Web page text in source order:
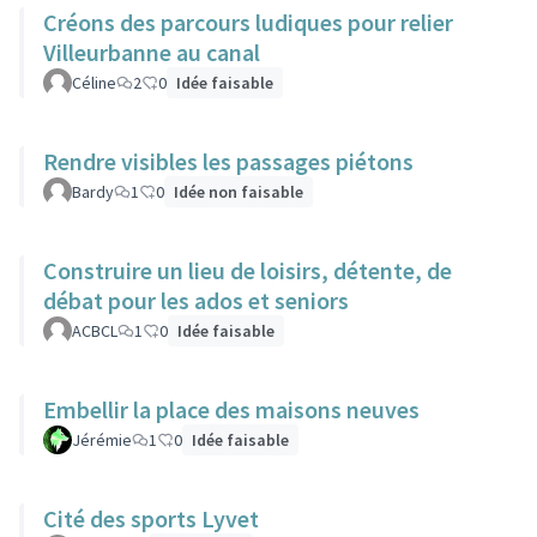
Créons des parcours ludiques pour relier
Villeurbanne au canal
Céline 2 0 Idée faisable
Rendre visibles les passages piétons
Bardy 1 0 Idée non faisable
Construire un lieu de loisirs, détente, de
débat pour les ados et seniors
ACBCL 1 0 Idée faisable
Embellir la place des maisons neuves
Jérémie 1 0 Idée faisable
Cité des sports Lyvet